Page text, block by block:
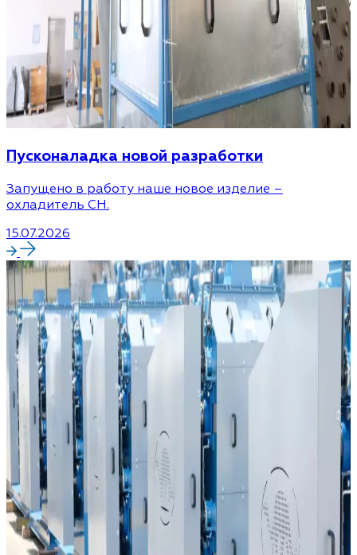
Пусконаладка новой разработки
Запущено в работу наше новое изделие –
охладитель CH.
15.07.2026